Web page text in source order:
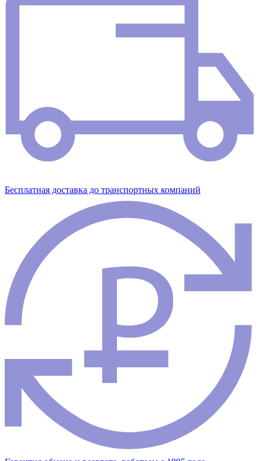
Бесплатная доставка до транспортных компаний